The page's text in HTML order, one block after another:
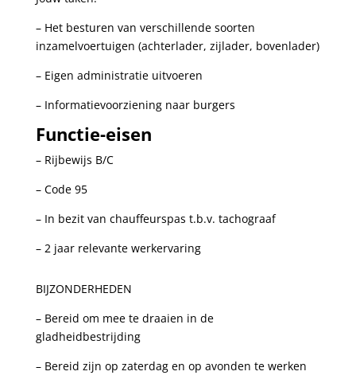
– Het besturen van verschillende soorten
inzamelvoertuigen (achterlader, zijlader, bovenlader)
– Eigen administratie uitvoeren
– Informatievoorziening naar burgers
Functie-eisen
– Rijbewijs B/C
– Code 95
– In bezit van chauffeurspas t.b.v. tachograaf
– 2 jaar relevante werkervaring
BIJZONDERHEDEN
– Bereid om mee te draaien in de
gladheidbestrijding
– Bereid zijn op zaterdag en op avonden te werken